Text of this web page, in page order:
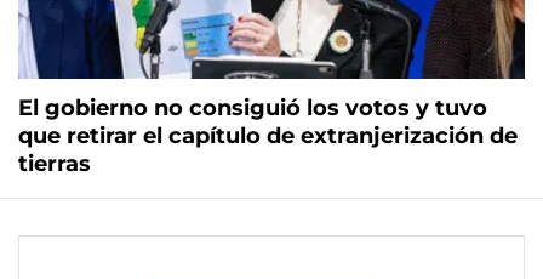
El gobierno no consiguió los votos y tuvo
que retirar el capítulo de extranjerización de
tierras